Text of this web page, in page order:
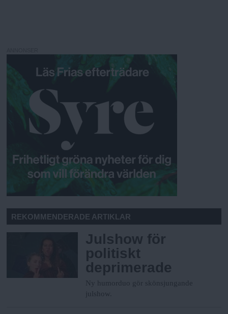
REKOMMENDERADE ARTIKLAR
Julshow för
politiskt
deprimerade
Ny humorduo gör skönsjungande
julshow.